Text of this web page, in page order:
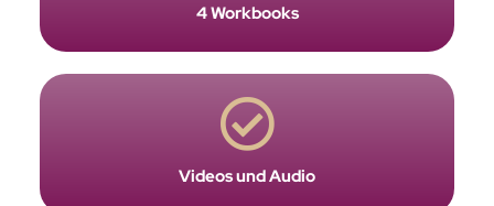
4 Workbooks
Videos und Audio